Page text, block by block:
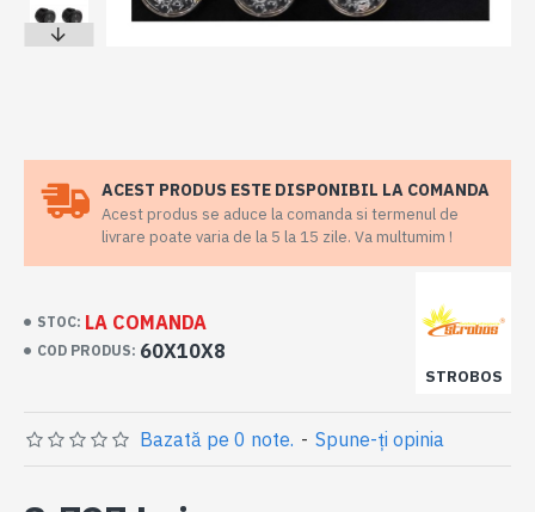
ACEST PRODUS ESTE DISPONIBIL LA COMANDA
Acest produs se aduce la comanda si termenul de
livrare poate varia de la 5 la 15 zile. Va multumim !
STOC: LA COMANDA
COD PRODUS: 60X10X8
STROBOS
Bazată pe 0 note. - Spune-ţi opinia